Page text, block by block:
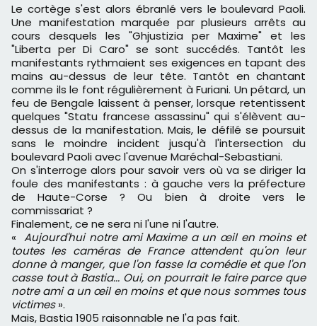
Le cortège s'est alors ébranlé vers le boulevard Paoli.
Une manifestation marquée par plusieurs arrêts au
cours desquels les "Ghjustizia per Maxime" et les
"Liberta per Di Caro" se sont succédés. Tantôt les
manifestants rythmaient ses exigences en tapant des
mains au-dessus de leur tête. Tantôt en chantant
comme ils le font régulièrement à Furiani. Un pétard, un
feu de Bengale laissent à penser, lorsque retentissent
quelques "Statu francese assassinu" qui s'élèvent au-
dessus de la manifestation. Mais, le défilé se poursuit
sans le moindre incident jusqu'à l'intersection du
boulevard Paoli avec l'avenue Maréchal-Sebastiani.
On s'interroge alors pour savoir vers où va se diriger la
foule des manifestants : à gauche vers la préfecture
de Haute-Corse ? Ou bien à droite vers le
commissariat ?
Finalement, ce ne sera ni l'une ni l'autre.
«Aujourd'hui notre ami Maxime a un œil en moins et
toutes les caméras de France attendent qu'on leur
donne à manger, que l'on fasse la comédie et que l'on
casse tout à Bastia... Oui, on pourrait le faire parce que
notre ami a un œil en moins et que nous sommes tous
victimes».
Mais, Bastia 1905 raisonnable ne l'a pas fait.